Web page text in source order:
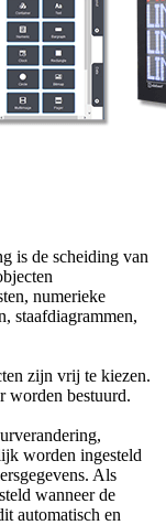
is de scheiding van
numerieke
staafdiagrammen,
zijn vrij te kiezen.
worden bestuurd.
worden ingesteld
Als
wanneer de
automatisch en